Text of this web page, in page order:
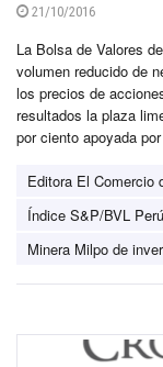
21/10/2016
La Bolsa de Valores
volumen reducido de
los precios de
resultados la plaza
por ciento apoyada
Editora El Comercio
Índice S&P/BVL
Minera Milpo de